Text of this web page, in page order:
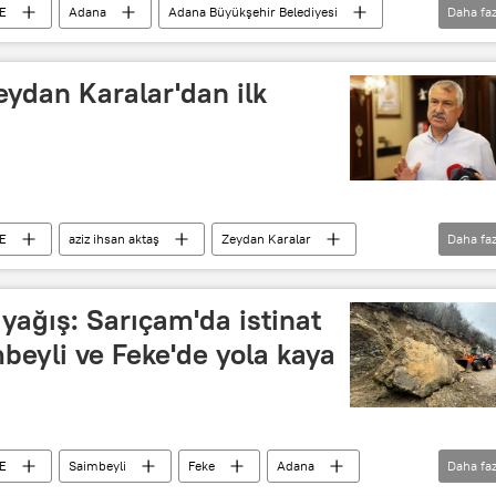
Adana
Adana Büyükşehir Belediyesi
Ceyhan Belediyesi
Daha
Karalar'dan ilk
aziz ihsan aktaş
Zeydan Karalar
Büyükşehir Belediyesi
Adana Valiliği
Daha
Sarıçam'da istinat
ve Feke'de yola kaya
Saimbeyli Feke
Adana
Daha